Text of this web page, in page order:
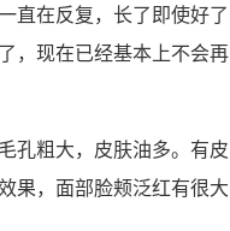
直在反复，长了即使好了
，现在已经基本上不会再
孔粗大，皮肤油多。有皮
果，面部脸颊泛红有很大